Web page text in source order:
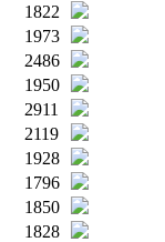
1822
1973
2486
1950
2911
2119
1928
1796
1850
1828